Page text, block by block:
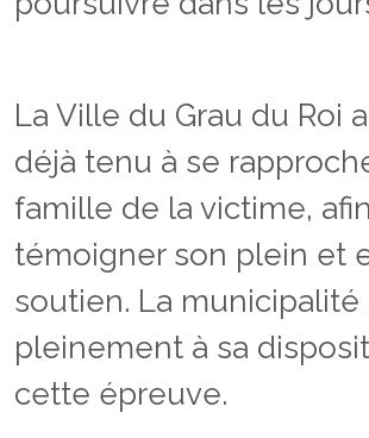
La Ville du Grau du Roi
déjà tenu à se
famille de la victime,
témoigner son plein et
soutien. La municipalité
pleinement à sa
cette épreuve.